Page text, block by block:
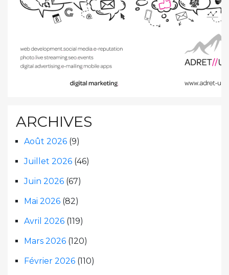
ARCHIVES
Août 2026 (9)
Juillet 2026 (46)
Juin 2026 (67)
Mai 2026 (82)
Avril 2026 (119)
Mars 2026 (120)
Février 2026 (110)